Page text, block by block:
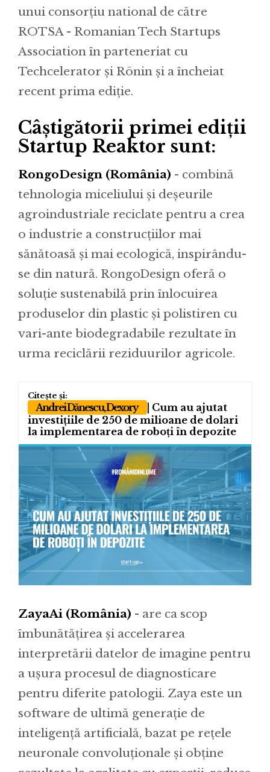
unui consorțiu national de către
ROTSA - Romanian Tech Startups
Association în parteneriat cu
Techcelerator și Rōnin și a încheiat
recent prima ediție.
Câștigătorii primei ediții
Startup Reaktor sunt:
RongoDesign (România) - combină
tehnologia miceliului și deșeurile
agroindustriale reciclate pentru a crea
o industrie a construcțiilor mai
sănătoasă și mai ecologică, inspirându-
se din natură. RongoDesign oferă o
soluție sustenabilă prin înlocuirea
produselor din plastic și polistiren cu
vari-ante biodegradabile rezultate în
urma reciclării reziduurilor agricole.
Andrei Dănescu, Dexory
| Cum au ajutat
investițiile de 250 de milioane de dolari
la implementarea de roboți în depozite
ZayaAi (România) - are ca scop
îmbunătățirea și accelerarea
interpretării datelor de imagine pentru
a ușura procesul de diagnosticare
pentru diferite patologii. Zaya este un
software de ultimă generație de
inteligență artificială, bazat pe rețele
neuronale convoluționale și obține